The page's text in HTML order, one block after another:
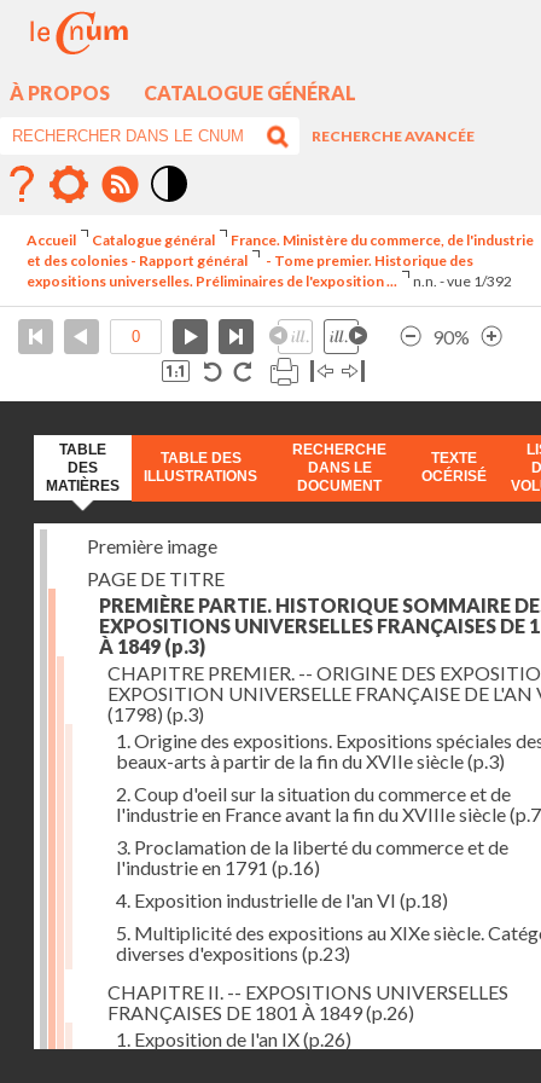
À PROPOS CATALOGUE GÉNÉRAL
RECHERCHE AVANCÉE
élévé
Accueil Catalogue général
France. Ministère du commerce, de l'industrie
et des colonies - Rapport général
- Tome premier. Historique des
expositions universelles. Préliminaires de l'exposition ...
n.n. - vue 1/392
90%
TABLE
DES
MATIÈRES
TABLE DES
ILLUSTRATIONS
RECHERCHE
DANS LE
DOCUMENT
TEXTE
OCÉRISÉ
Première image
PAGE DE TITRE
PREMIÈRE PARTIE. HISTORIQUE SOMMAIRE
EXPOSITIONS UNIVERSELLES FRANÇAISES DE
À 1849 (p.3)
CHAPITRE PREMIER. -- ORIGINE DES
EXPOSITION UNIVERSELLE FRANÇAISE DE L'AN
(1798) (p.3)
1. Origine des expositions. Expositions spéciales
beaux-arts à partir de la fin du XVIIe siècle(p.3)
2. Coup d'oeil sur la situation du commerce et de
l'industrie en France avant la fin du XVIIIe siècle
3. Proclamation de la liberté du commerce et de
l'industrie en 1791 (p.16)
4. Exposition industrielle de l'an VI (p.18)
5. Multiplicité des expositions au XIXe siècle.
diverses d'expositions (p.23)
CHAPITRE II. -- EXPOSITIONS UNIVERSELLES
FRANÇAISES DE 1801 À 1849(p.26)
1. Exposition de l'an IX(p.26)